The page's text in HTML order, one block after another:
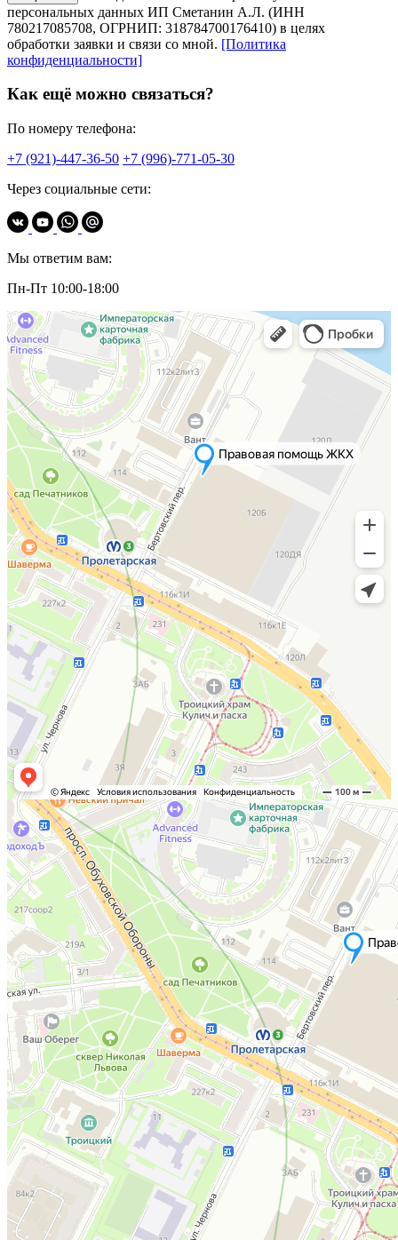
персональных данных ИП Сметанин А.Л. (ИНН
780217085708, ОГРНИП: 318784700176410) в целях
обработки заявки и связи со мной. [Политика
конфиденциальности]
Как ещё можно связаться?
По номеру телефона:
+7 (921)-447-36-50 +7 (996)-771-05-30
Через социальные сети:
Мы ответим вам:
Пн-Пт 10:00-18:00